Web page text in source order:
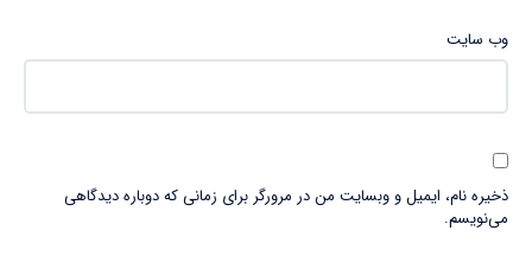
وب‌ سایت
ذخیره نام، ایمیل و وبسایت من در مرورگر برای زمانی که دوباره دیدگاهی
می‌نویسم.